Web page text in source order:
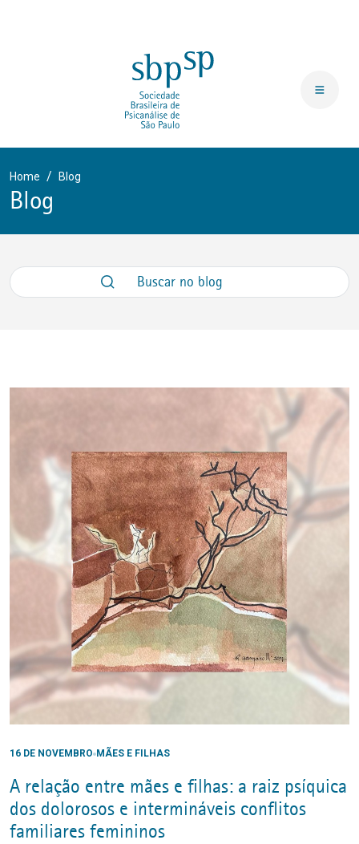
Home Blog
Blog
16 DE NOVEMBRO MÃES E FILHAS
A relação entre mães e filhas: a raiz psíquica
dos dolorosos e intermináveis conflitos
familiares femininos